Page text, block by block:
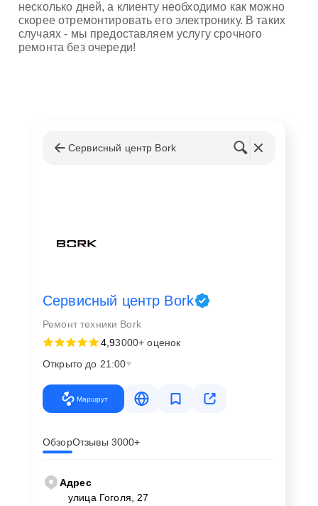
несколько дней, а клиенту необходимо как можно
скорее отремонтировать его электронику. В таких
случаях - мы предоставляем услугу срочного
ремонта без очереди!
Сервисный центр Bork
Сервисный центр Bork
Ремонт техники Bork
4,93000+ оценок
Открыто до 21:00
Маршрут
ОбзорОтзывы 3000+
Адрес
улица Гоголя, 27